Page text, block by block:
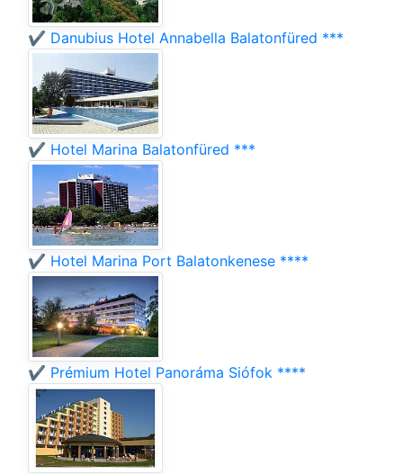
✔️ Danubius Hotel Annabella Balatonfüred ***
✔️ Hotel Marina Balatonfüred ***
✔️ Hotel Marina Port Balatonkenese ****
✔️ Prémium Hotel Panoráma Siófok ****